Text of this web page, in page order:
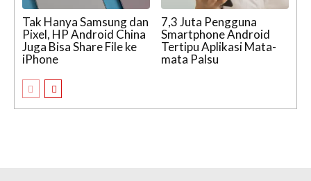
Tak Hanya Samsung dan
Pixel, HP Android China
Juga Bisa Share File ke
iPhone
7,3 Juta Pengguna
Smartphone Android
Tertipu Aplikasi Mata-
mata Palsu